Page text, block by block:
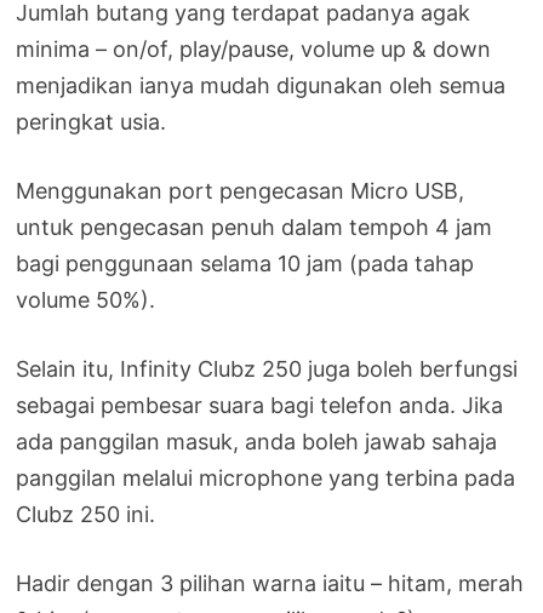
Jumlah butang yang terdapat padanya agak
minima – on/of, play/pause, volume up & down
menjadikan ianya mudah digunakan oleh semua
peringkat usia.
Menggunakan port pengecasan Micro USB,
untuk pengecasan penuh dalam tempoh 4 jam
bagi penggunaan selama 10 jam (pada tahap
volume 50%).
Selain itu, Infinity Clubz 250 juga boleh berfungsi
sebagai pembesar suara bagi telefon anda. Jika
ada panggilan masuk, anda boleh jawab sahaja
panggilan melalui microphone yang terbina pada
Clubz 250 ini.
Hadir dengan 3 pilihan warna iaitu – hitam, merah